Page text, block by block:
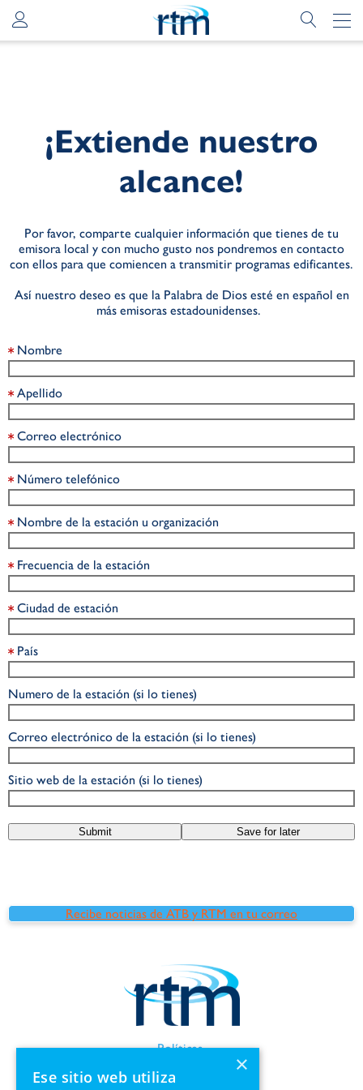
¡Extiende nuestro
alcance!
Por favor, comparte cualquier información que tienes de tu
emisora local y con mucho gusto nos pondremos en contacto
con ellos para que comiencen a transmitir programas edificantes.
Así nuestro deseo es que la Palabra de Dios esté en español en
más emisoras estadounidenses.
Nombre
Apellido
Correo electrónico
Número telefónico
Nombre de la estación u organización
Frecuencia de la estación
Ciudad de estación
País
Numero de la estación (si lo tienes)
Correo electrónico de la estación (si lo tienes)
Sitio web de la estación (si lo tienes)
Submit Save for later
Recibe noticias de ATB y RTM en tu correo
Políticas
Información de GDPR
×
Ese sitio web utiliza